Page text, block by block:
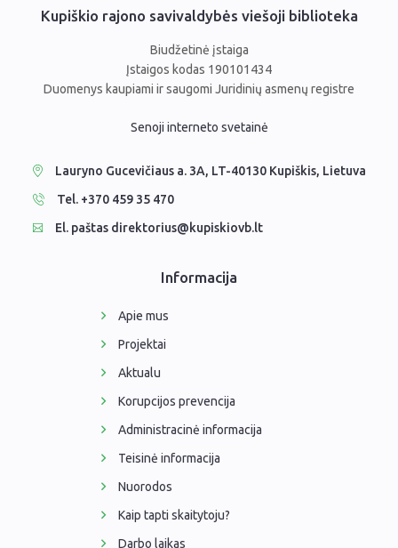
Kupiškio rajono savivaldybės viešoji biblioteka
Biudžetinė įstaiga
Įstaigos kodas 190101434
Duomenys kaupiami ir saugomi Juridinių asmenų registre
Senoji interneto svetainė
Lauryno Gucevičiaus a. 3A, LT-40130 Kupiškis, Lietuva
Tel. +370 459 35 470
El. paštas direktorius@kupiskiovb.lt
Informacija
Apie mus
Projektai
Aktualu
Korupcijos prevencija
Administracinė informacija
Teisinė informacija
Nuorodos
Kaip tapti skaitytoju?
Darbo laikas